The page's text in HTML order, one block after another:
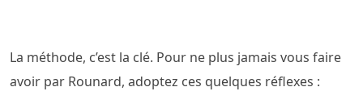
La méthode, c’est la clé. Pour ne plus jamais vous faire
avoir par Rounard, adoptez ces quelques réflexes :